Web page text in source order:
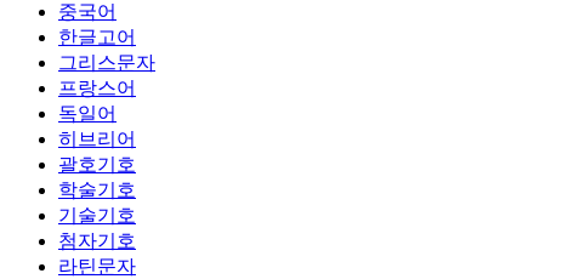
중국어
한글고어
그리스문자
프랑스어
독일어
히브리어
괄호기호
학술기호
기술기호
첨자기호
라틴문자